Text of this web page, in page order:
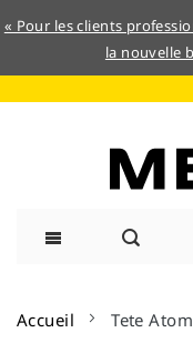
« Pour les clients
la nouvelle
contenu
Accueil Tete